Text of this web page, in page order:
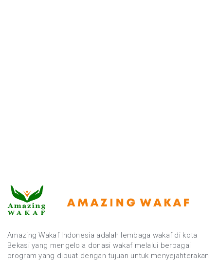
Amazing Wakaf Indonesia adalah lembaga wakaf di kota
Bekasi yang mengelola donasi wakaf melalui berbagai
program yang dibuat dengan tujuan untuk menyejahterakan